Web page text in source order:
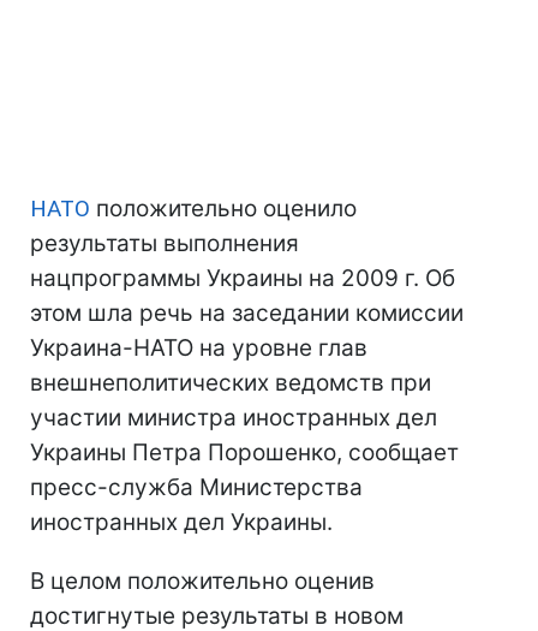
НАТО положительно оценило
результаты выполнения
нацпрограммы Украины на 2009 г. Об
этом шла речь на заседании комиссии
Украина-НАТО на уровне глав
внешнеполитических ведомств при
участии министра иностранных дел
Украины Петра Порошенко, сообщает
пресс-служба Министерства
иностранных дел Украины.
В целом положительно оценив
достигнутые результаты в новом